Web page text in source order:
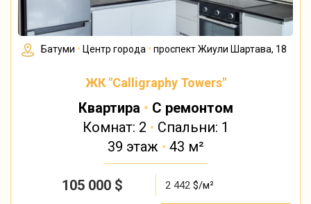
Батуми • Центр города • проспект Жиули Шартава, 18
ЖК "Calligraphy Towers"
Квартира • С ремонтом
Комнат: 2 • Спальни: 1
39 этаж • 43 м²
105 000$ 2 442 $/м²